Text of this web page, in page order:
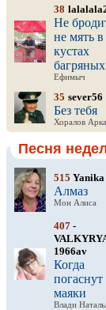
38
Не
не мять в
кустах
багряных
Ефимыч
35 sever56
Без тебя
Хоралов
Песня
515 Yanika
Алмаз
Мон Алиса
407 -
1966av
Когда
погаснут
маяки
Влади